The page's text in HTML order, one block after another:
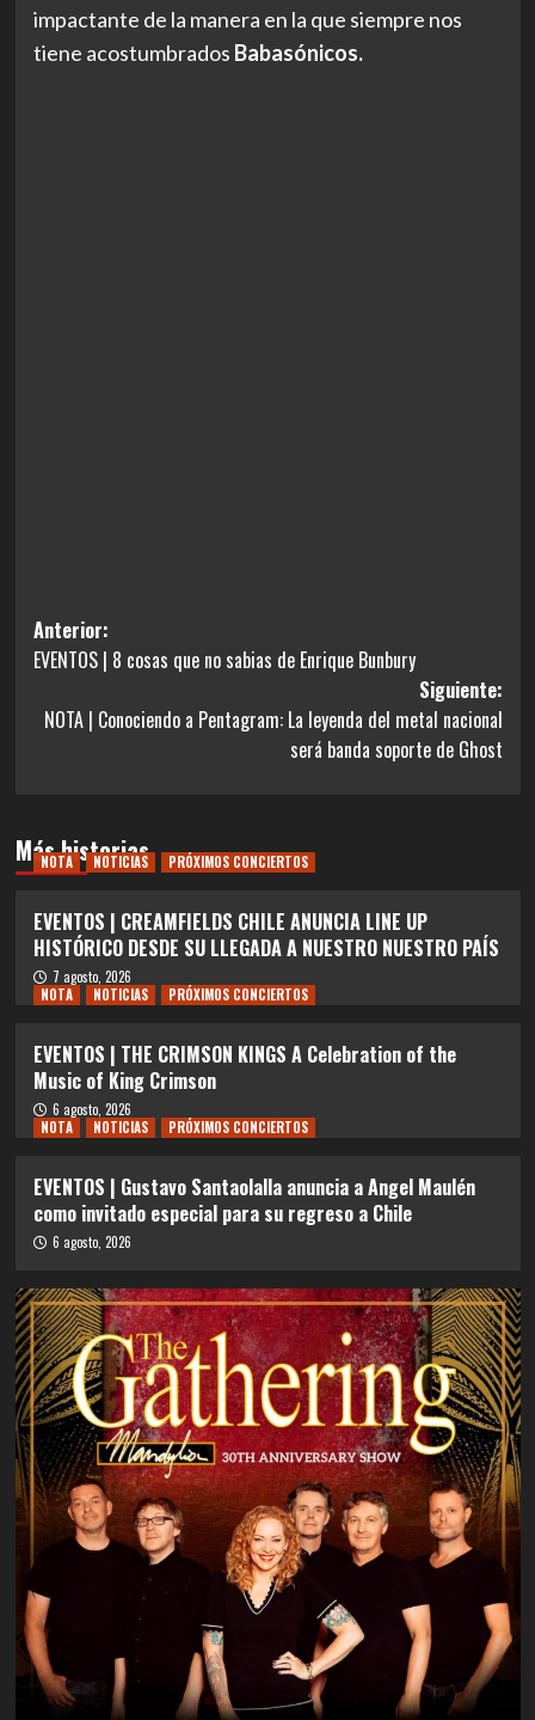
impactante de la manera en la que siempre nos
tiene acostumbrados Babasónicos.
Navegación
de
entradas
Anterior:
EVENTOS | 8 cosas que no sabias de Enrique Bunbury
Siguiente:
NOTA | Conociendo a Pentagram: La leyenda del metal nacional
será banda soporte de Ghost
Más historias
NOTA NOTICIAS PRÓXIMOS CONCIERTOS
EVENTOS | CREAMFIELDS CHILE ANUNCIA LINE UP
HISTÓRICO DESDE SU LLEGADA A NUESTRO NUESTRO PAÍS
7 agosto, 2026
NOTA
NOTICIAS PRÓXIMOS CONCIERTOS
EVENTOS | THE CRIMSON KINGS A Celebration of the
Music of King Crimson
6 agosto, 2026
NOTA
NOTICIAS PRÓXIMOS CONCIERTOS
EVENTOS | Gustavo Santaolalla anuncia a Angel Maulén
como invitado especial para su regreso a Chile
6 agosto, 2026